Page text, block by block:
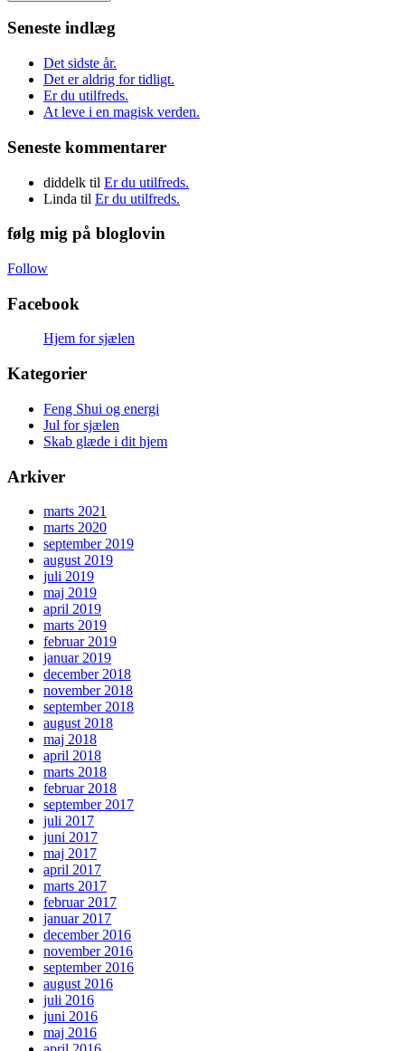
Seneste indlæg
Det sidste år.
Det er aldrig for tidligt.
Er du utilfreds.
At leve i en magisk verden.
Seneste kommentarer
diddelk til Er du utilfreds.
Linda til Er du utilfreds.
følg mig på bloglovin
Follow
Facebook
Hjem for sjælen
Kategorier
Feng Shui og energi
Jul for sjælen
Skab glæde i dit hjem
Arkiver
marts 2021
marts 2020
september 2019
august 2019
juli 2019
maj 2019
april 2019
marts 2019
februar 2019
januar 2019
december 2018
november 2018
september 2018
august 2018
maj 2018
april 2018
marts 2018
februar 2018
september 2017
juli 2017
juni 2017
maj 2017
april 2017
marts 2017
februar 2017
januar 2017
december 2016
november 2016
september 2016
august 2016
juli 2016
juni 2016
maj 2016